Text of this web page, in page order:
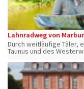
Lahnradweg von
Durch weitläufige Täler,
Taunus und des